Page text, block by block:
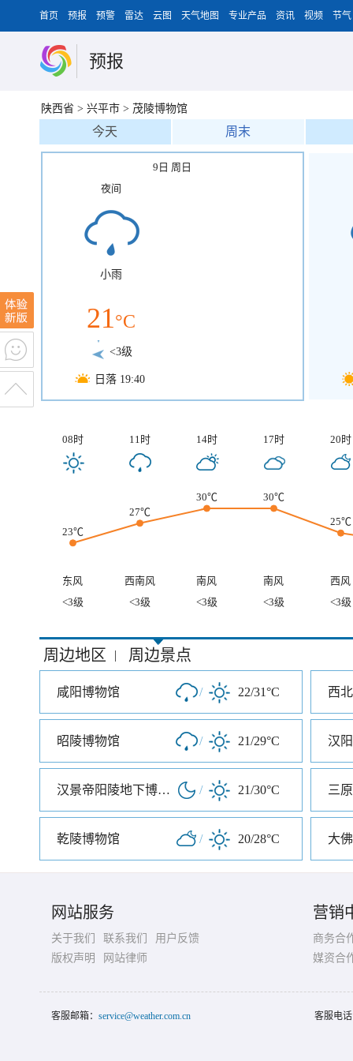
首页 预报 预警 雷达 云图 天气地图 专业产品 资讯 视频 节气
预报
陕西省 > 兴平市 > 茂陵博物馆
今天 周末
9日 周日
夜间
小雨
21°C
<3级
日落 19:40
08时 11时 14时 17时 20时
23℃
27℃
30℃ 30℃
25℃
东风 西南风 南风 南风
西风
<3级
<3级 <3级 <3级 <3级
周边地区 | 周边景点
咸阳博物馆 / 22/31°C
昭陵博物馆 / 21/29°C 汉
汉景帝阳陵地下博物馆 / 21/30°C 三
乾陵博物馆 / 20/28°C 大
网站服务
关于我们 联系我们
用户反馈
版权声明
网站律师
营销
商务合
媒资合
客服邮箱： service@weather.com.cn 客服电